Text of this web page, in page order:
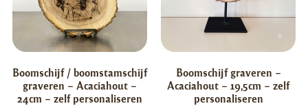
Boomschijf / boomstamschijf
graveren – Acaciahout –
24cm – zelf personaliseren
Boomschijf graveren –
Acaciahout – 19,5cm – zelf
personaliseren